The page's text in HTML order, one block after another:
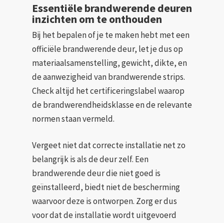
Essentiële brandwerende deuren
inzichten om te onthouden
Bij het bepalen of je te maken hebt met een
officiële brandwerende deur, let je dus op
materiaalsamenstelling, gewicht, dikte, en
de aanwezigheid van brandwerende strips.
Check altijd het certificeringslabel waarop
de brandwerendheidsklasse en de relevante
normen staan vermeld.
Vergeet niet dat correcte installatie net zo
belangrijk is als de deur zelf. Een
brandwerende deur die niet goed is
geïnstalleerd, biedt niet de bescherming
waarvoor deze is ontworpen. Zorg er dus
voor dat de installatie wordt uitgevoerd